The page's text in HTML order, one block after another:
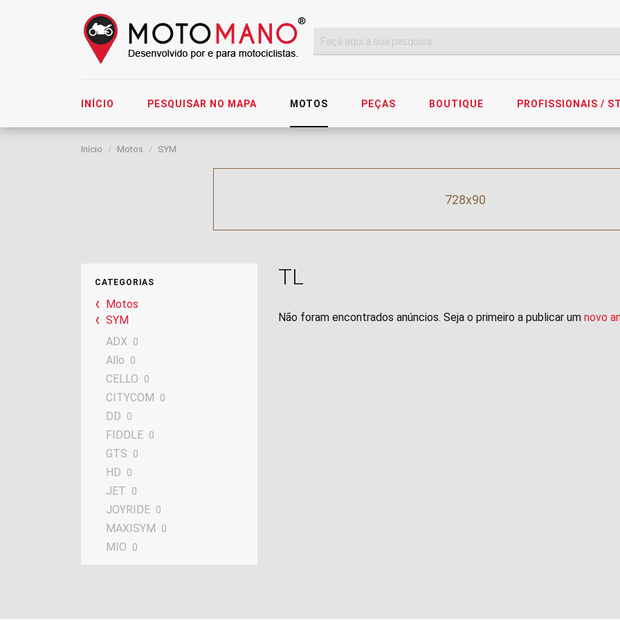
INÍCIO PESQUISAR NO MAPA MOTOS PEÇAS BOUTIQUE PROFISSIONAIS /
Início Motos SYM
728x90
CATEGORIAS
Motos
SYM
ADX
0
Allo 0
CELLO 0
CITYCOM 0
DD 0
FIDDLE 0
GTS 0
HD 0
JET 0
JOYRIDE 0
MAXISYM 0
MIO 0
TL
Não foram encontrados anúncios. Seja o primeiro a publicar um novo